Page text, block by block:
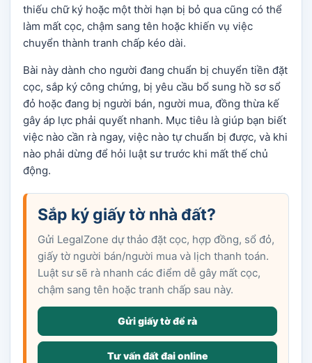
thiếu chữ ký hoặc một thời hạn bị bỏ qua cũng có thể
làm mất cọc, chậm sang tên hoặc khiến vụ việc
chuyển thành tranh chấp kéo dài.
Bài này dành cho người đang chuẩn bị chuyển tiền đặt
cọc, sắp ký công chứng, bị yêu cầu bổ sung hồ sơ sổ
đỏ hoặc đang bị người bán, người mua, đồng thừa kế
gây áp lực phải quyết nhanh. Mục tiêu là giúp bạn biết
việc nào cần rà ngay, việc nào tự chuẩn bị được, và khi
nào phải dừng để hỏi luật sư trước khi mất thế chủ
động.
Sắp ký giấy tờ nhà đất?
Gửi LegalZone dự thảo đặt cọc, hợp đồng, sổ đỏ,
giấy tờ người bán/người mua và lịch thanh toán.
Luật sư sẽ rà nhanh các điểm dễ gây mất cọc,
chậm sang tên hoặc tranh chấp sau này.
Gửi giấy tờ để rà
Tư vấn đất đai online